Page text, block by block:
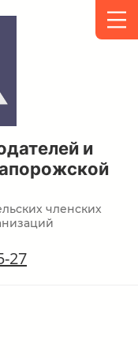
и
членских
27